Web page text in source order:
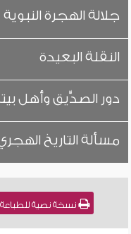
جلالة الهجرة النبوية
النقلة البعيدة
دور الصدِّّيق وأهل
مسألة التاريخ
نسخة نصية